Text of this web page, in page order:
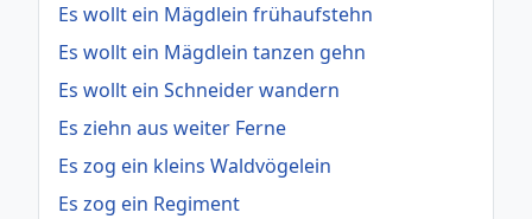
Es wollt ein Mägdlein frühaufstehn
Es wollt ein Mägdlein tanzen gehn
Es wollt ein Schneider wandern
Es ziehn aus weiter Ferne
Es zog ein kleins Waldvögelein
Es zog ein Regiment